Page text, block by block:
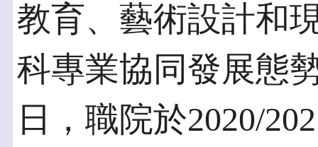
教育、藝術設計和
科專業協同發展態
日，職院於2020/